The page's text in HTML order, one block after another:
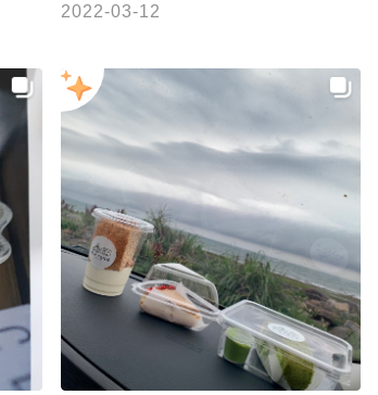
🍰建議使用Chrome瀏覽器或是電腦觀看
- 🏷 #台北美食 #新北美食 #nerufoodie
2022-03-12